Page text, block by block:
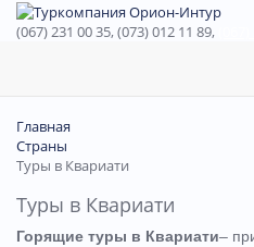
(067) 231 00 35, (073) 012 11 89,
Главная
Страны
Туры в Квариати
Туры в Квариати
Горящие туры в Квариати–